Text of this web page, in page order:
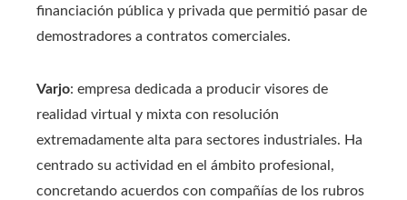
financiación pública y privada que permitió pasar de
demostradores a contratos comerciales.
Varjo: empresa dedicada a producir visores de
realidad virtual y mixta con resolución
extremadamente alta para sectores industriales. Ha
centrado su actividad en el ámbito profesional,
concretando acuerdos con compañías de los rubros